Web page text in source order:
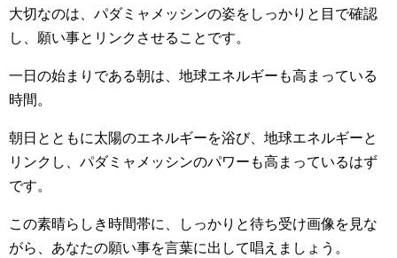
大切なのは、パダミャメッシンの姿をしっかりと目で確認
し、願い事とリンクさせることです。
一日の始まりである朝は、地球エネルギーも高まっている
時間。
朝日とともに太陽のエネルギーを浴び、地球エネルギーと
リンクし、パダミャメッシンのパワーも高まっているはず
です。
この素晴らしき時間帯に、しっかりと待ち受け画像を見な
がら、あなたの願い事を言葉に出して唱えましょう。